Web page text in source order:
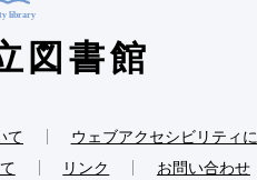
図書館
て
ウェブアクセシビリティ
リンク お問い合わせ